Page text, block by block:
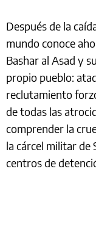
Después de la
mundo conoce
Bashar al Asad y
propio pueblo:
reclutamiento
de todas las
comprender la
la cárcel militar de
centros de